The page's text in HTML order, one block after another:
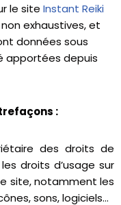
le site Instant Reiki
exhaustives, et
données sous
apportées depuis
:
des droits de
droits d’usage sur
site, notamment les
sons, logiciels…